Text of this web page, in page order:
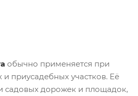
обычно применяется при
приусадебных участков. Её
садовых дорожек и площадок,